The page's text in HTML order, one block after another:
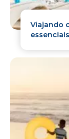
Viajando